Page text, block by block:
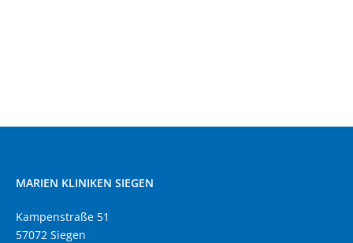
MARIEN KLINIKEN SIEGEN
Kampenstraße 51
57072 Siegen